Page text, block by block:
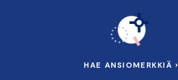
HAE ANSIOMERKKIÄ ›